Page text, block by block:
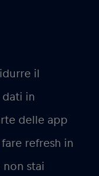
il
in
delle app
refresh in
non stai